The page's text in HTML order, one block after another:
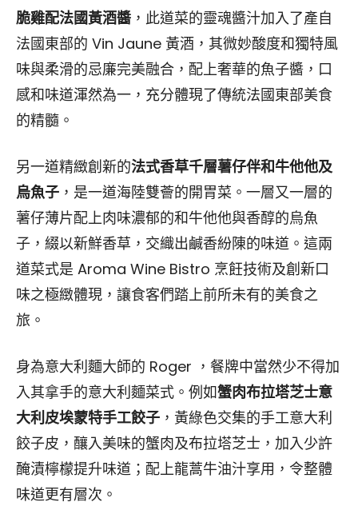
脆雞配法國黃酒醬 ，此道菜的靈魂醬汁加入了產自
法國東部的 Vin Jaune 黃酒，其微妙酸度和獨特風
味與柔滑的忌廉完美融合，配上奢華的魚子醬，口
感和味道渾然為一，充分體現了傳統法國東部美食
的精髓。
另一道精緻創新的法式香草千層薯仔伴和牛他他及
烏魚子 ，是一道海陸雙薈的開胃菜。一層又一層的
薯仔薄片配上肉味濃郁的和牛他他與香醇的烏魚
子，綴以新鮮香草，交織出鹹香紛陳的味道。這兩
道菜式是 Aroma Wine Bistro 烹飪技術及創新口
味之極緻體現，讓食客們踏上前所未有的美食之
旅。
身為意大利麵大師的 Roger ，餐牌中當然少不得加
入其拿手的意大利麵菜式。例如蟹肉布拉塔芝士意
大利皮埃蒙特手工餃子 ，黃綠色交集的手工意大利
餃子皮，釀入美味的蟹肉及布拉塔芝士，加入少許
醃漬檸檬提升味道；配上龍蒿牛油汁享用，令整體
味道更有層次。